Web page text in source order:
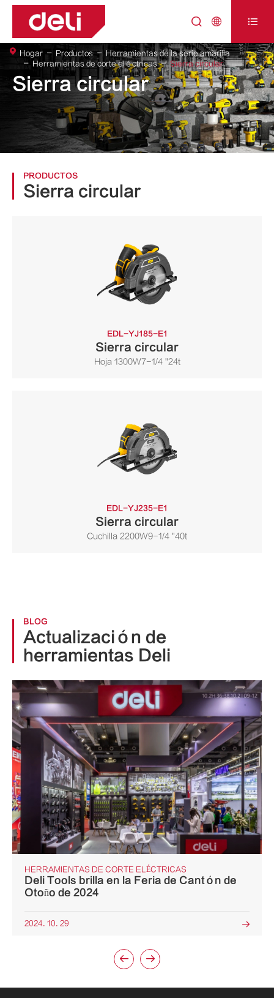
  
Sierra circular
Hogar Productos
Herramientas de la serie amarilla
Herramientas de corte eléctricas
Sierra circular
PRODUCTOS
Sierra circular
EDL-YJ185-E1
Sierra circular
Hoja 1300W7-1/4 "24t
EDL-YJ235-E1
Sierra circular
Cuchilla 2200W9-1/4 "40t
BLOG
Actualización de
herramientas Deli
HERRAMIENTAS DE CORTE ELÉCTRICAS
Deli Tools brilla en la Feria de Cantón de
Otoño de 2024
2024. 10. 29 
 